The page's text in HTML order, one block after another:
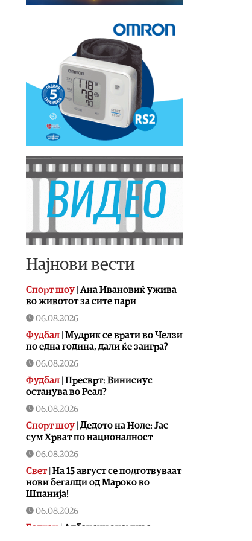
Најнови вести
Спорт шоу | Aна Ивановиќ ужива
во животот за сите пари
06.08.2026
Фудбал | Мудрик се врати во Челзи
по една година, дали ќе заигра?
06.08.2026
Фудбал | Пресврт: Винисиус
останува во Реал?
06.08.2026
Спорт шоу | Дедото на Ноле: Јас
сум Хрват по националност
06.08.2026
Свет| На 15 август се подготвуваат
нови бегалци од Мароко во
Шпанија!
06.08.2026
Балкан | Албански знамиња